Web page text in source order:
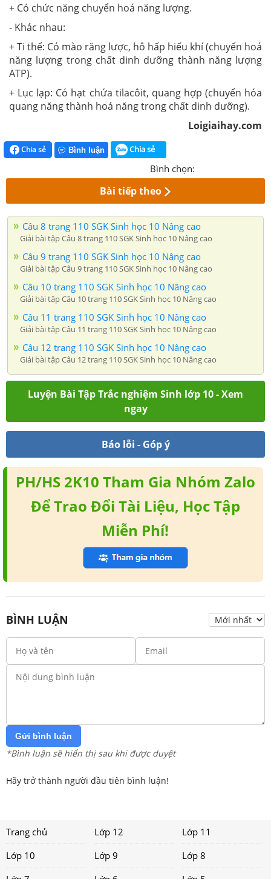
+ Có chức năng chuyển hoá năng lượng.
- Khác nhau:
+ Ti thể: Có mào răng lược, hô hấp hiếu khí (chuyển hoá
năng lượng trong chất dinh dưỡng thành năng lượng
ATP).
+ Lục lạp: Có hạt chứa tilacôit, quang hợp (chuyển hóa
quang năng thành hoá năng trong chất dinh dưỡng).
Loigiaihay.com
Chia sẻ Bình luận Chia sẻ
Bình chọn:
Bài tiếp theo
Câu 8 trang 110 SGK Sinh học 10 Nâng cao
Giải bài tập Câu 8 trang 110 SGK Sinh học 10 Nâng cao
Câu 9 trang 110 SGK Sinh học 10 Nâng cao
Giải bài tập Câu 9 trang 110 SGK Sinh học 10 Nâng cao
Câu 10 trang 110 SGK Sinh học 10 Nâng cao
Giải bài tập Câu 10 trang 110 SGK Sinh học 10 Nâng cao
Câu 11 trang 110 SGK Sinh học 10 Nâng cao
Giải bài tập Câu 11 trang 110 SGK Sinh học 10 Nâng cao
Câu 12 trang 110 SGK Sinh học 10 Nâng cao
Giải bài tập Câu 12 trang 110 SGK Sinh học 10 Nâng cao
Luyện Bài Tập Trắc nghiệm Sinh lớp 10 - Xem
ngay
Báo lỗi - Góp ý
PH/HS 2K10 Tham Gia Nhóm Zalo
Để Trao Đổi Tài Liệu, Học Tập
Miễn Phí!
BÌNH LUẬN
Gửi bình luận
*Bình luận sẽ hiển thị sau khi được duyệt
Hãy trở thành người đầu tiên bình luận!
Trang chủ Lớp 12
Lớp 11
Lớp 10
Lớp 9
Lớp 8